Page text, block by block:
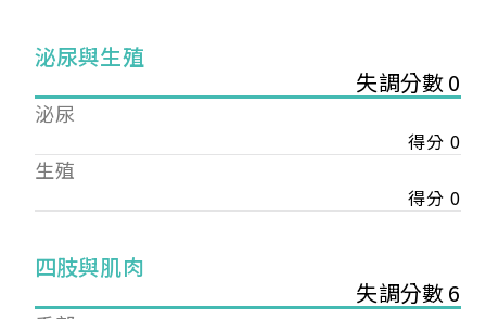
泌尿與生殖
失調分數 0
泌尿
得分 0
生殖
得分 0
四肢與肌肉
失調分數 6
您已成功送出會員申請
您好，您的會員申請，已成功送出，經本協會理事